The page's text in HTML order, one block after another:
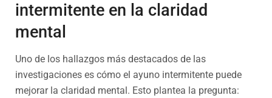
intermitente en la claridad
mental
Uno de los hallazgos más destacados de las
investigaciones es cómo el ayuno intermitente puede
mejorar la claridad mental. Esto plantea la pregunta: